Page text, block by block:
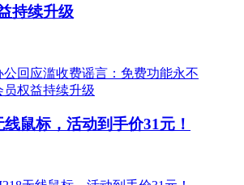
持续升级
鼠标，活动到手价31元！